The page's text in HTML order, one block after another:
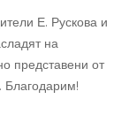
Е. Рускова и
на
представени от
Благодарим!